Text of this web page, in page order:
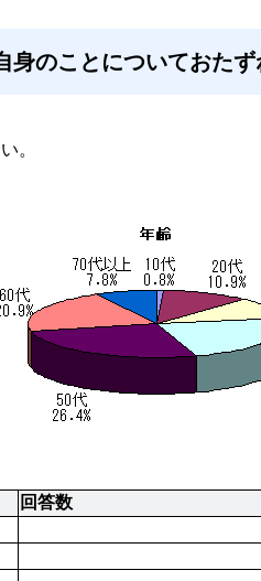
身のことについておたず
。
回答数